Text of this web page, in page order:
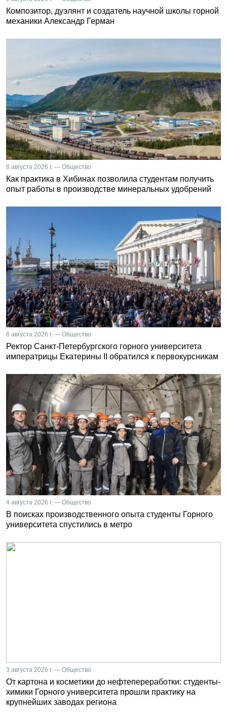
Композитор, дуэлянт и создатель научной школы горной
механики Александр Герман
8 августа 2026 г. — Общество
Как практика в Хибинах позволила студентам получить
опыт работы в производстве минеральных удобрений
6 августа 2026 г. — Общество
Ректор Санкт-Петербургского горного университета
императрицы Екатерины II обратился к первокурсникам
4 августа 2026 г. — Общество
В поисках производственного опыта студенты Горного
университета спустились в метро
3 августа 2026 г. — Общество
От картона и косметики до нефтепереработки: студенты-
химики Горного университета прошли практику на
крупнейших заводах региона